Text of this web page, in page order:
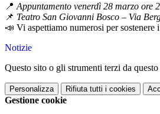
📍 Appuntamento venerdì 28 marzo ore
📌 Teatro San Giovanni Bosco – Via
📣 Vi aspettiamo numerosi per sostenere
Notizie
Questo sito o gli strumenti terzi da
Personalizza Rifiuta tutti i cookies
Gestione cookie